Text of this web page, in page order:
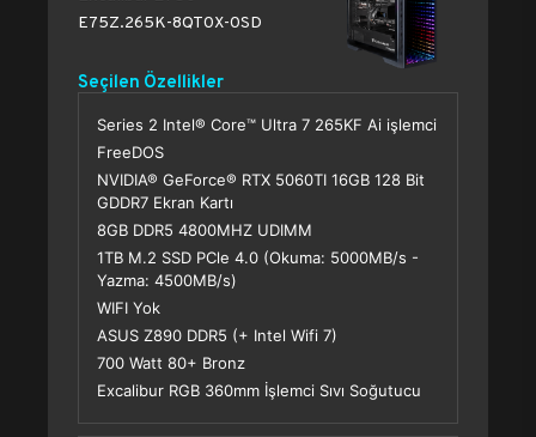
E75Z.265K-8QT0X-0SD
Seçilen Özellikler
Series 2 Intel® Core™ Ultra 7 265KF Ai işlemci
FreeDOS
NVIDIA® GeForce® RTX 5060TI 16GB 128 Bit
GDDR7 Ekran Kartı
8GB DDR5 4800MHZ UDIMM
1TB M.2 SSD PCle 4.0 (Okuma: 5000MB/s -
Yazma: 4500MB/s)
WIFI Yok
ASUS Z890 DDR5 (+ Intel Wifi 7)
700 Watt 80+ Bronz
Excalibur RGB 360mm İşlemci Sıvı Soğutucu